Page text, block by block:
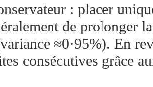
: placer
de prolonger
≈0·95%). En
consécutives grâce